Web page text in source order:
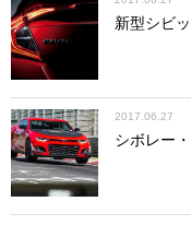
新型シビ
2017.06.27
シボレー